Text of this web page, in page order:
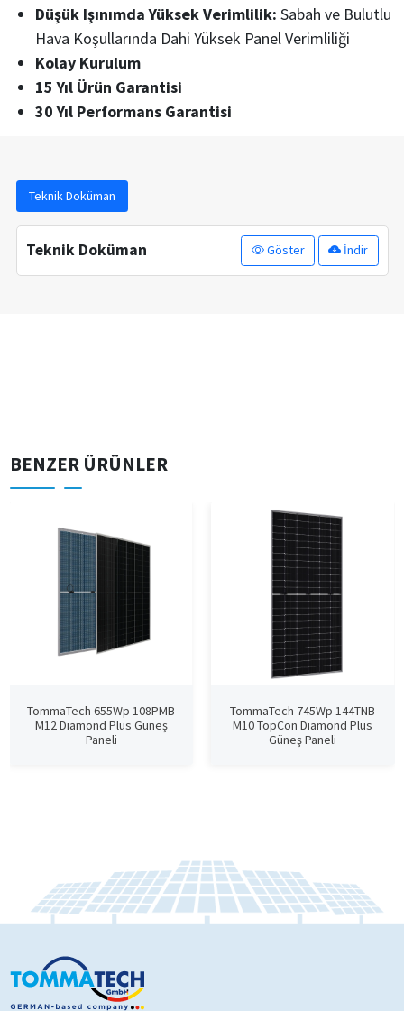
Düşük Işınımda Yüksek Verimlilik: Sabah ve Bulutlu
Hava Koşullarında Dahi Yüksek Panel Verimliliği
Kolay Kurulum
15 Yıl Ürün Garantisi
30 Yıl Performans Garantisi
Teknik Doküman
Teknik Doküman Göster İndir
BENZER ÜRÜNLER
TommaTech 655Wp 108PMB
M12 Diamond Plus Güneş
Paneli
TommaTech 745Wp 144TNB
M10 TopCon Diamond Plus
Güneş Paneli